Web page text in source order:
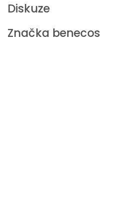
Diskuze
Značka benecos